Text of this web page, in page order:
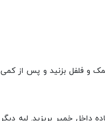
و فلفل بزنید و پس از کمی
داخل خمیر بریزید. لبه دیگر